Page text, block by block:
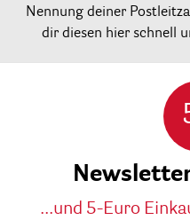
Nennung deiner
dir diesen hier schnell
...und 5-Euro